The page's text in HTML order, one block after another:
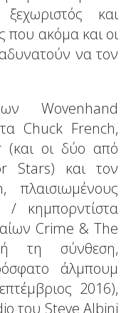
και
που ακόμα και οι
να τον
Wovenhand
Chuck French,
(και οι δύο από
Stars) και τον
/ κημπορντίστα
Crime & The
τη σύνθεση,
άλμπουμ
2016),
του Steve Albini